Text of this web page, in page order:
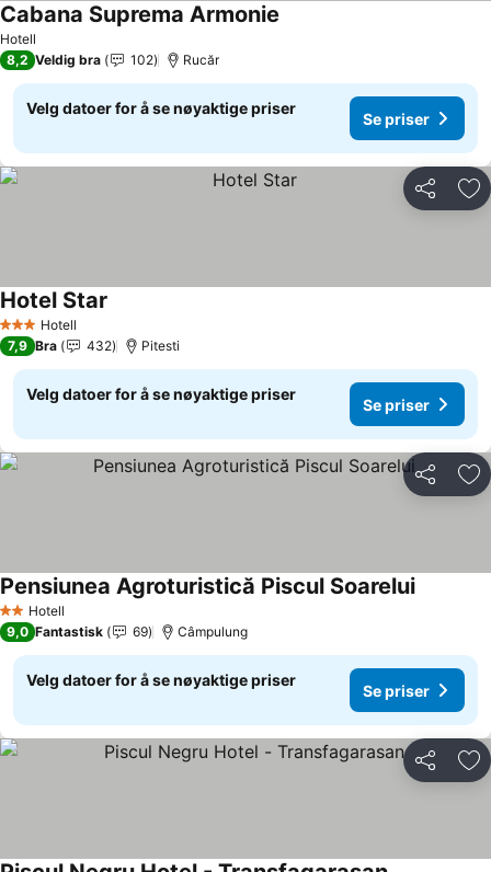
Hotell
Cabana Suprema Armonie
8,2 Veldig bra 102 Rucăr
Velg datoer for å se nøyaktige priser
Se priser
Del
3 StjernerHotell
Hotel Star
7,9 Bra 432 Pitesti
Velg datoer for å se nøyaktige priser
Se priser
Del
2 Stjerner
Hotell
Pensiunea Agroturistică Piscul SoareluiSe priser
9,0 Fantastisk 69 Câmpulung
Velg datoer for å se nøyaktige priser
Se priser
Del